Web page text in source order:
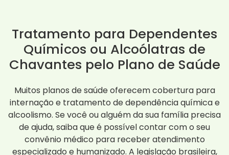
Tratamento para Dependentes
Químicos ou Alcoólatras de
Chavantes pelo Plano de Saúde
Muitos planos de saúde oferecem cobertura para
internação e tratamento de dependência química e
alcoolismo. Se você ou alguém da sua família precisa
de ajuda, saiba que é possível contar com o seu
convênio médico para receber atendimento
especializado e humanizado. A legislação brasileira,